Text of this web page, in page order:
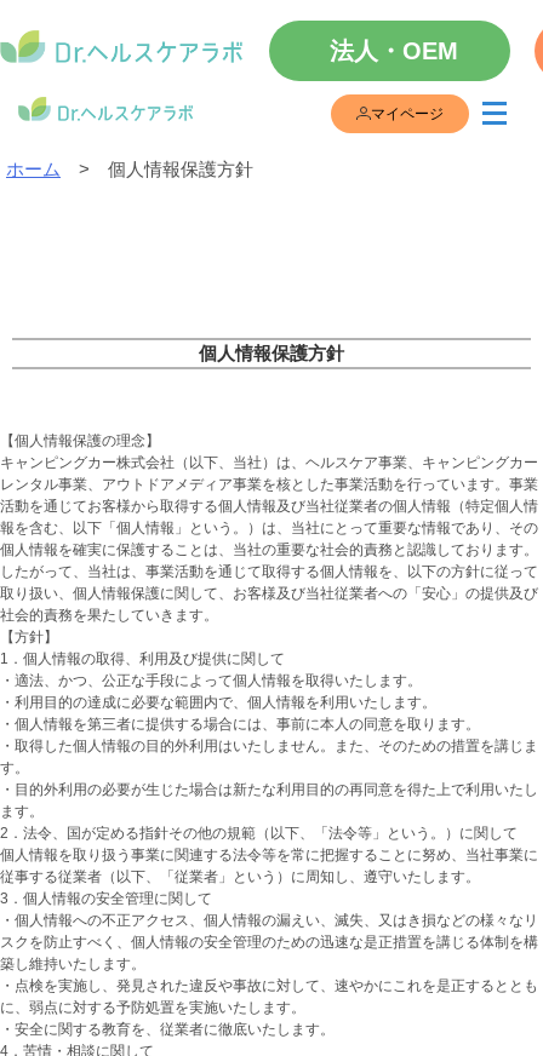
to
法人・OEM
マイページ
ホーム 個人情報保護方針
個人情報保護方針
【個人情報保護の理念】
キャンピングカー株式会社（以下、当社）は、ヘルスケア事業、キャンピングカー
レンタル事業、アウトドアメディア事業を核とした事業活動を行っています。事業
活動を通じてお客様から取得する個人情報及び当社従業者の個人情報（特定個人情
報を含む、以下「個人情報」という。）は、当社にとって重要な情報であり、その
個人情報を確実に保護することは、当社の重要な社会的責務と認識しております。
したがって、当社は、事業活動を通じて取得する個人情報を、以下の方針に従って
取り扱い、個人情報保護に関して、お客様及び当社従業者への「安心」の提供及び
社会的責務を果たしていきます。
【方針】
1．個人情報の取得、利用及び提供に関して
・適法、かつ、公正な手段によって個人情報を取得いたします。
・利用目的の達成に必要な範囲内で、個人情報を利用いたします。
・個人情報を第三者に提供する場合には、事前に本人の同意を取ります。
・取得した個人情報の目的外利用はいたしません。また、そのための措置を講じま
す。
・目的外利用の必要が生じた場合は新たな利用目的の再同意を得た上で利用いたし
ます。
2．法令、国が定める指針その他の規範（以下、「法令等」という。）に関して
個人情報を取り扱う事業に関連する法令等を常に把握することに努め、当社事業に
従事する従業者（以下、「従業者」という）に周知し、遵守いたします。
3．個人情報の安全管理に関して
・個人情報への不正アクセス、個人情報の漏えい、滅失、又はき損などの様々なリ
スクを防止すべく、個人情報の安全管理のための迅速な是正措置を講じる体制を構
築し維持いたします。
・点検を実施し、発見された違反や事故に対して、速やかにこれを是正するととも
に、弱点に対する予防処置を実施いたします。
・安全に関する教育を、従業者に徹底いたします。
4．苦情・相談に関して